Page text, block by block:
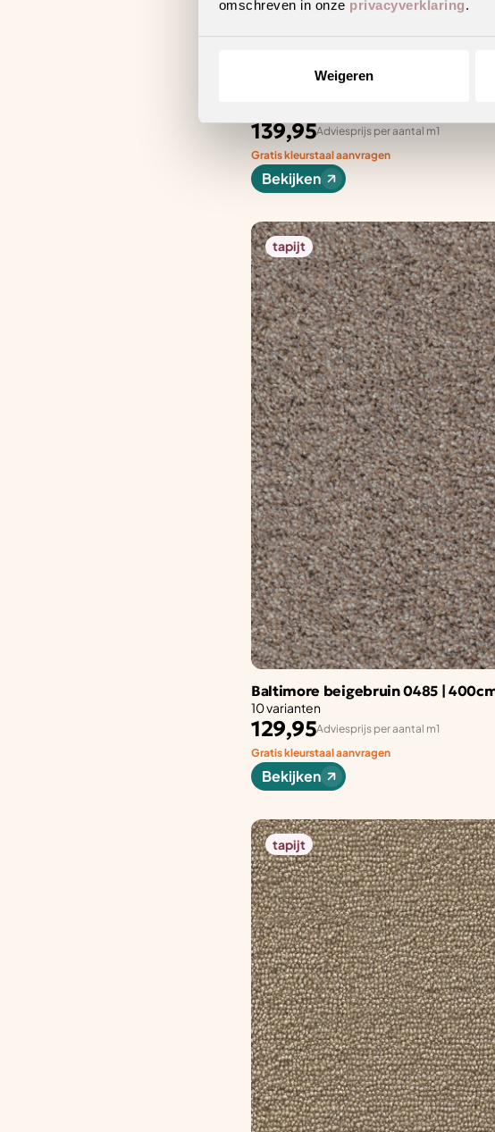
omschreven in onze privacyverklaring.
Weigeren
139,95Adviesprijs per aantal m1
Gratis kleurstaal aanvragen
Bekijken
tapijt
Baltimore beigebruin 0485 |
10 varianten
129,95Adviesprijs per aantal m1
Gratis kleurstaal aanvragen
Bekijken
tapijt